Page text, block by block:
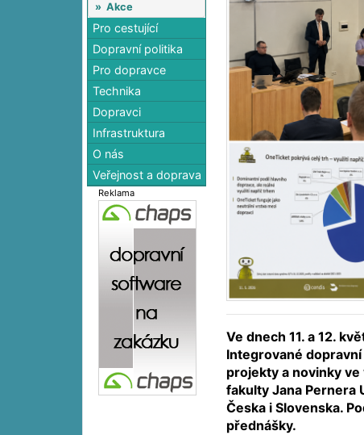
» Akce
Pro cestující
Dopravní politika
Pro dopravce
Technika
Dopravci
Infrastruktura
O nás
Veřejnost a doprava
Reklama
Ve dnech 11. a 12.
Integrované
projekty a novinky
fakulty Jana Pernera
Česka i Slovenska.
přednášky.